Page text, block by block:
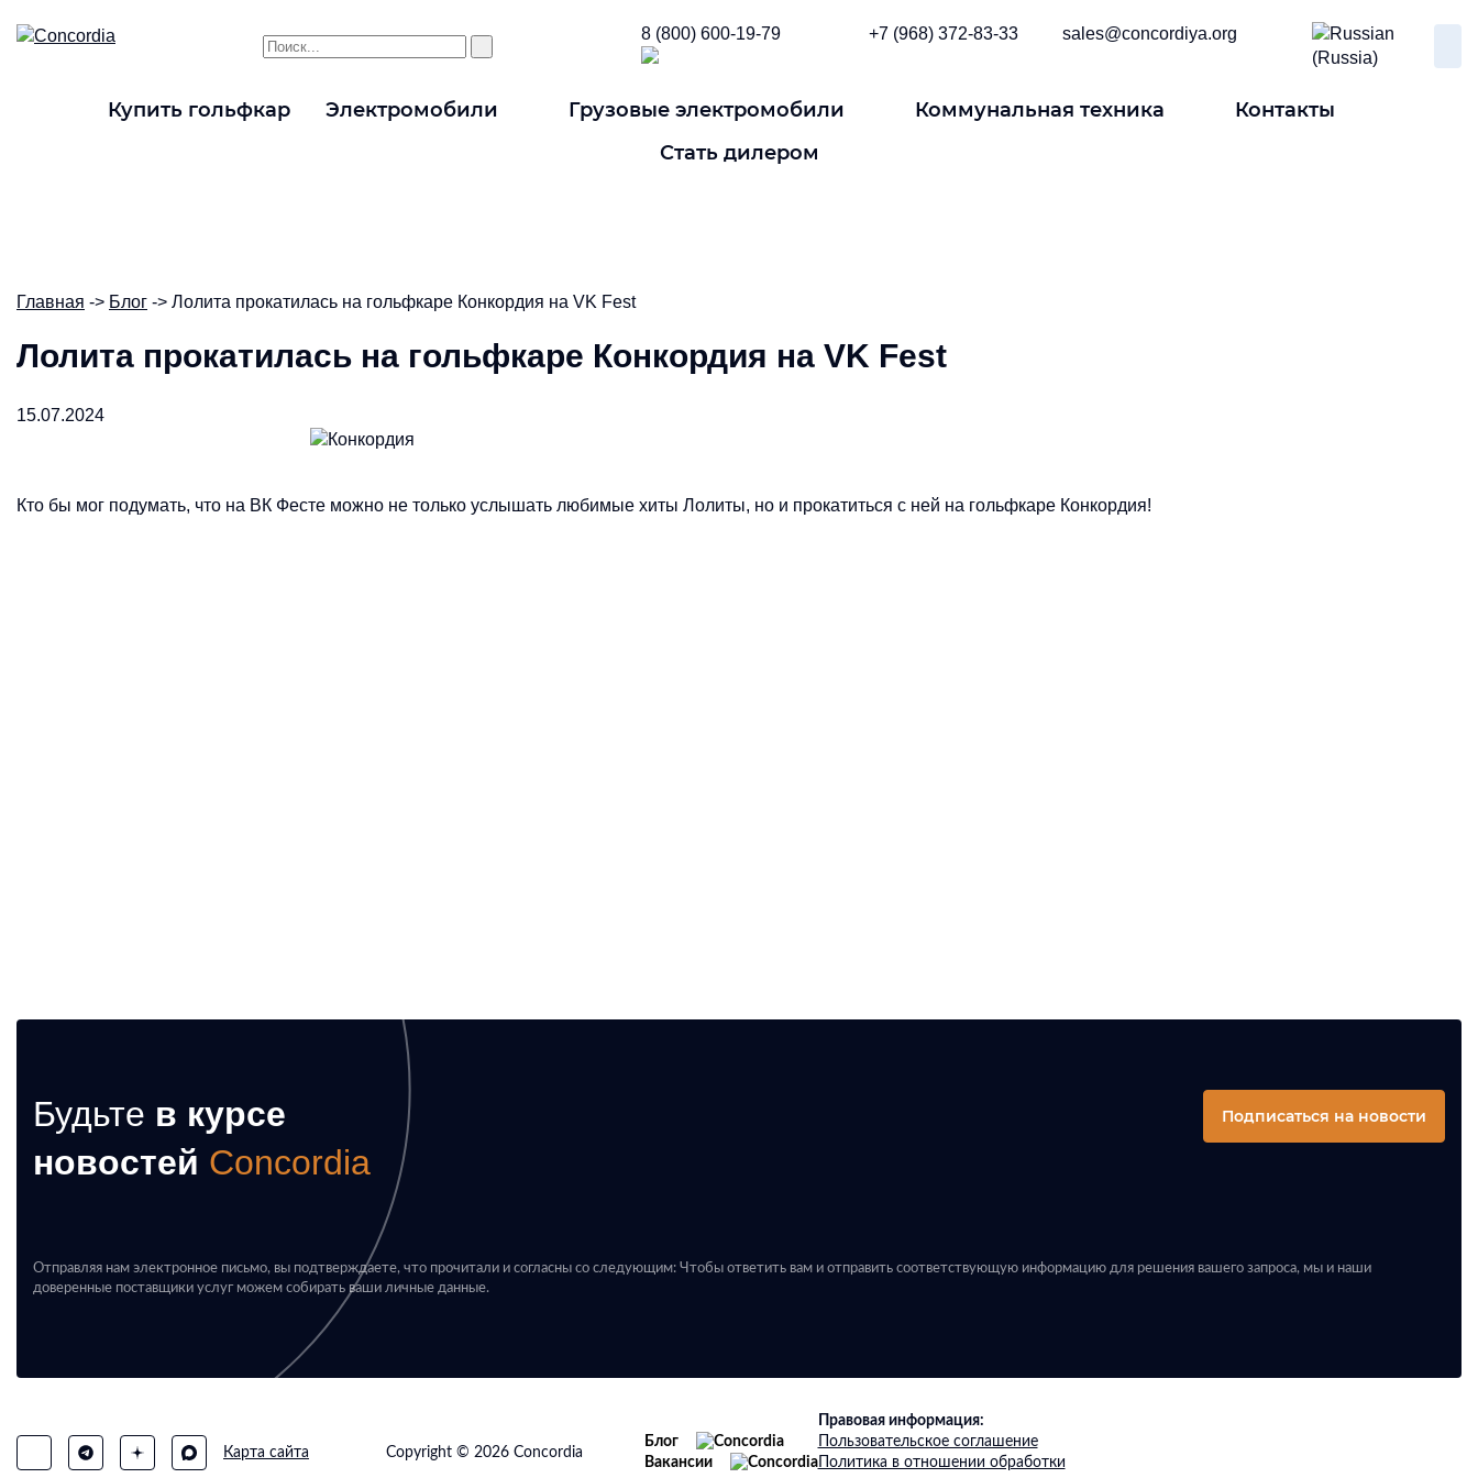
8 (800) 600-19-79 +7 (968) 372-83-33 sales@concordiya.org
Купить гольфкар Электромобили Грузовые электромобили Коммунальная техника
Контакты
Стать дилером
Главная -> Блог -> Лолита прокатилась на гольфкаре Конкордия на VK Fest
Лолита прокатилась на гольфкаре Конкордия на VK Fest
15.07.2024
Кто бы мог подумать, что на ВК Фесте можно не только услышать любимые хиты Лолиты, но и прокатиться с ней на гольфкаре Конкордия!
Будьте в курсе
новостей Concordia
Подписаться на новости
Отправляя нам электронное письмо, вы подтверждаете, что прочитали и согласны со следующим: Чтобы ответить вам и отправить соответствующую информацию для решения вашего запроса, мы и наши
доверенные поставщики услуг можем собирать ваши личные данные.
Карта сайта Copyright © 2026 Concordia
Блог
Вакансии
Правовая информация:
Пользовательское соглашение
Политика в отношении обработки